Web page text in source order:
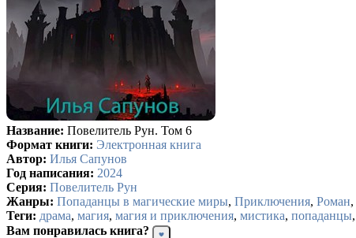
Название: Повелитель Рун. Том 6
Формат книги: Электронная книга
Автор: Илья Сапунов
Год написания: 2024
Серия: Повелитель Рун
Жанры: Попаданцы в магические миры, Приключения, Роман,
Теги: драма, магия, магия и приключения, мистика, попаданцы,
Вам понравилась книга?